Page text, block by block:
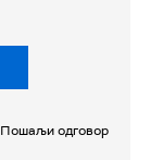
Пошаљи одговор